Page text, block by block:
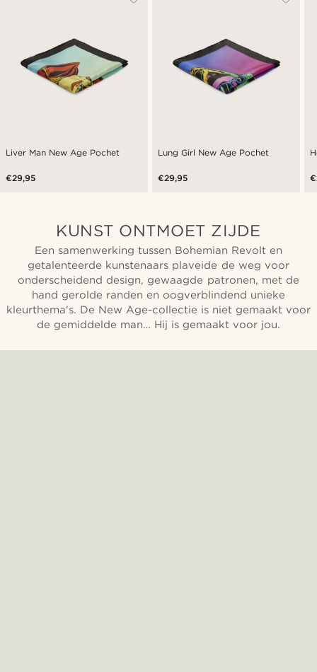
Liver Man New Age Pochet
€29,95
Lung Girl New Age Pochet
€29,95
KUNST ONTMOET ZIJDE
Een samenwerking tussen Bohemian Revolt en
getalenteerde kunstenaars plaveide de weg voor
onderscheidend design, gewaagde patronen, met de
hand gerolde randen en oogverblindend unieke
kleurthema's. De New Age-collectie is niet gemaakt voor
de gemiddelde man… Hij is gemaakt voor jou.